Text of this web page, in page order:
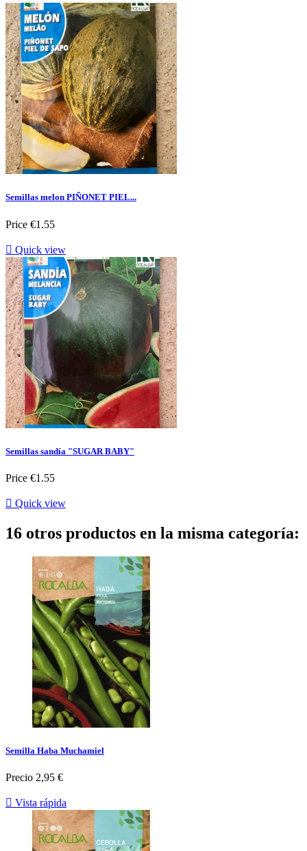
Semillas melon PIÑONET PIEL...
Price €1.55
 Quick view
Semillas sandía "SUGAR BABY"
Price €1.55
 Quick view
16 otros productos en la misma categoría:
Semilla Haba Muchamiel
Precio 2,95 €
 Vista rápida